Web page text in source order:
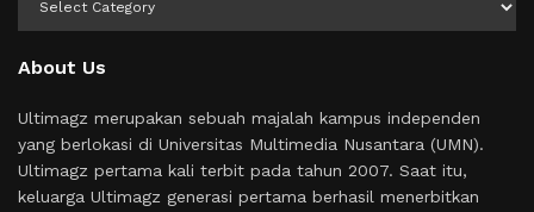
About Us
Ultimagz merupakan sebuah majalah kampus independen
yang berlokasi di Universitas Multimedia Nusantara (UMN).
Ultimagz pertama kali terbit pada tahun 2007. Saat itu,
keluarga Ultimagz generasi pertama berhasil menerbitkan